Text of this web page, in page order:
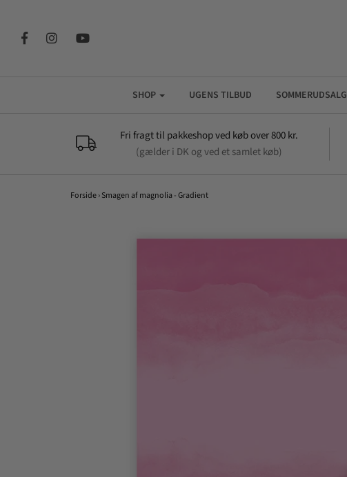
SHOP UGENS TILBUD SOMMERUDSALG
Fri fragt til pakkeshop ved køb over 800 kr.
(gælder i DK og ved et samlet køb)
Forside › Smagen af magnolia - Gradient